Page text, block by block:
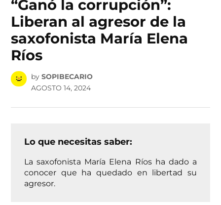
“Ganó la corrupción”:
Liberan al agresor de la
saxofonista María Elena
Ríos
by SOPIBECARIO
AGOSTO 14, 2024
Lo que necesitas saber:
La saxofonista María Elena Ríos ha dado a
conocer que ha quedado en libertad su
agresor.